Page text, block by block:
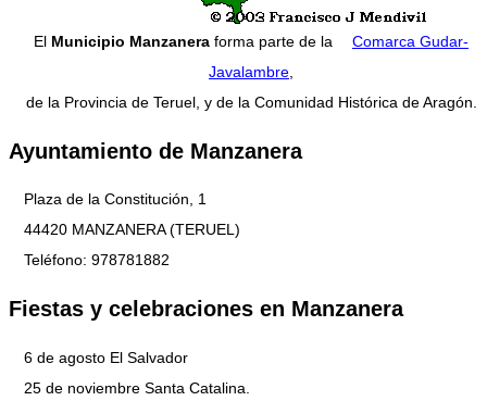
El Municipio Manzanera forma parte de la
Comarca Gudar-
Javalambre,
de la Provincia de Teruel, y de la Comunidad Histórica de Aragón.
Ayuntamiento de Manzanera
Plaza de la Constitución, 1
44420 MANZANERA (TERUEL)
Teléfono: 978781882
Fiestas y celebraciones en Manzanera
6 de agosto El Salvador
25 de noviembre Santa Catalina.